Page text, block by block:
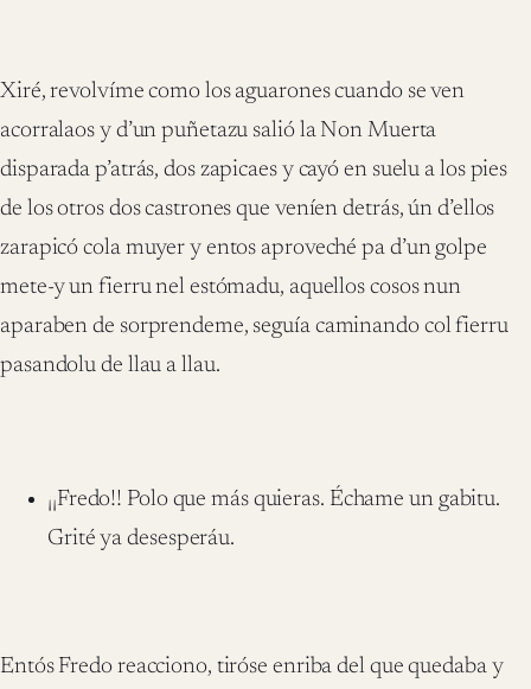
Xiré, revolvíme como los aguarones cuando se ven
acorralaos y d’un puñetazu salió la Non Muerta
disparada p’atrás, dos zapicaes y cayó en suelu a los pies
de los otros dos castrones que veníen detrás, ún d’ellos
zarapicó cola muyer y entos aproveché pa d’un golpe
mete-y un fierru nel estómadu, aquellos cosos nun
aparaben de sorprendeme, seguía caminando col fierru
pasandolu de llau a llau.
¡¡Fredo!! Polo que más quieras. Échame un gabitu.
Grité ya desesperáu.
Entós Fredo reacciono, tiróse enriba del que quedaba y